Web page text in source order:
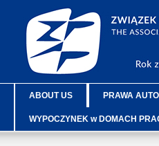
ABOUT US PRAWA
WYPOCZYNEK w DOMACH